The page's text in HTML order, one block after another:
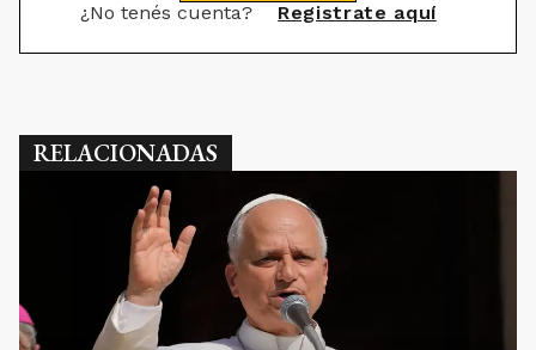
¿No tenés cuenta? Registrate aquí
RELACIONADAS